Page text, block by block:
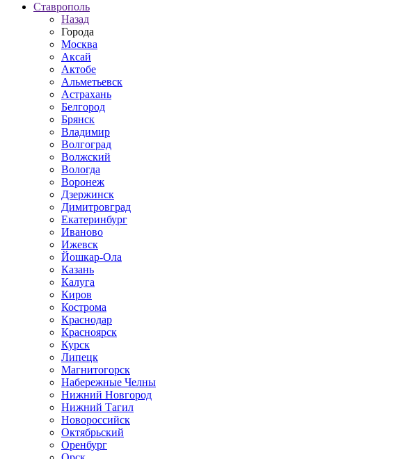
Ставрополь
Назад
Города
Москва
Аксай
Актобе
Альметьевск
Астрахань
Белгород
Брянск
Владимир
Волгоград
Волжский
Вологда
Воронеж
Дзержинск
Димитровград
Екатеринбург
Иваново
Ижевск
Йошкар-Ола
Казань
Калуга
Киров
Кострома
Краснодар
Красноярск
Курск
Липецк
Магнитогорск
Набережные Челны
Нижний Новгород
Нижний Тагил
Новороссийск
Октябрьский
Оренбург